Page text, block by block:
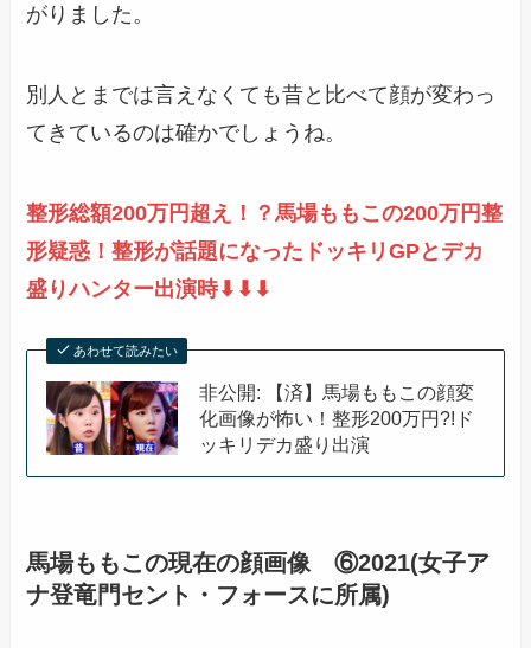
がりました。
別人とまでは言えなくても昔と比べて顔が変わっ
てきているのは確かでしょうね。
整形総額200万円超え！？馬場ももこの200万円整
形疑惑！整形が話題になったドッキリGPとデカ
盛りハンター出演時⬇︎⬇︎⬇︎
あわせて読みたい
非公開: 【済】馬場ももこの顔変
化画像が怖い！整形200万円?!ド
ッキリデカ盛り出演
馬場ももこの現在の顔画像 ⑥2021(女子ア
ナ登竜門セント・フォースに所属)